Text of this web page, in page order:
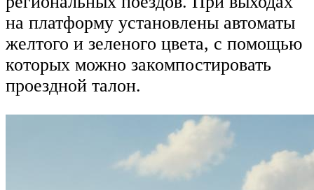
на платформу установлены автоматы
желтого и зеленого цвета, с помощью
которых можно закомпостировать
проездной талон.